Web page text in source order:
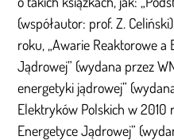
(współautor: prof. Z.
roku, „Awarie Reaktorowe a
Jądrowej” (wydana przez
energetyki jądrowej”
Elektryków Polskich w 2010
Energetyce Jądrowej”